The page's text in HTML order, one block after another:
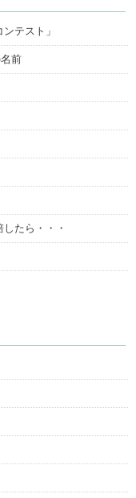
テスト」
前
たら・・・